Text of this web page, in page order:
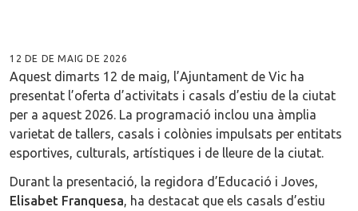
12 DE DE MAIG DE 2026
Aquest dimarts 12 de maig, l’Ajuntament de Vic ha
presentat l’oferta d’activitats i casals d’estiu de la ciutat
per a aquest 2026. La programació inclou una àmplia
varietat de tallers, casals i colònies impulsats per entitats
esportives, culturals, artístiques i de lleure de la ciutat.
Durant la presentació, la regidora d’Educació i Joves,
Elisabet Franquesa , ha destacat que els casals d’estiu